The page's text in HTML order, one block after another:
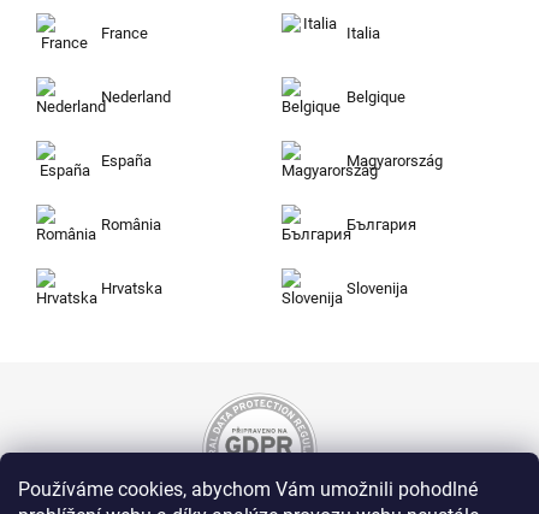
Používáme cookies, abychom Vám umožnili pohodlné
France Italia
Nederland Belgique
España Magyarország
România България
Hrvatska Slovenija